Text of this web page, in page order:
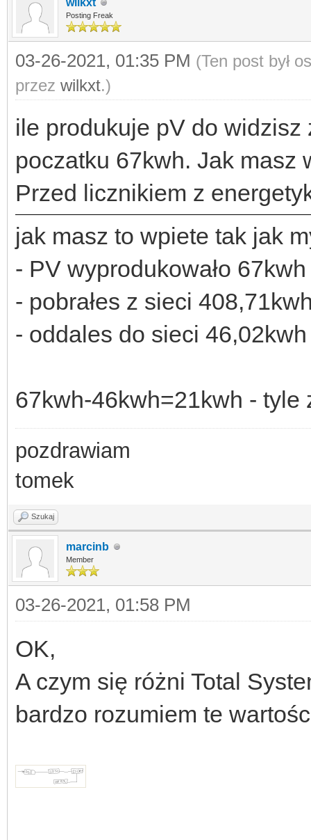
wilkxt
Posting Freak
03-26-2021, 01:35 PM (Ten post był
przez wilkxt.)
ile produkuje pV do
poczatku 67kwh. Jak masz
Przed licznikiem z
jak masz to wpiete tak jak
- PV wyprodukowało 67kwh
- pobrałes z sieci
- oddales do sieci 46,02kwh
67kwh-46kwh=21kwh - tyle
pozdrawiam
tomek
Szukaj
marcinb
Member
03-26-2021, 01:58 PM
OK,
A czym się różni Total
bardzo rozumiem te